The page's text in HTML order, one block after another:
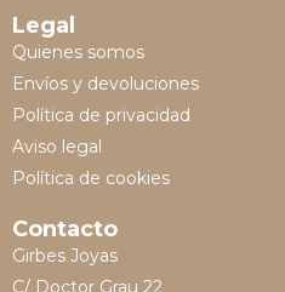
Legal
Quienes somos
Envíos y devoluciones
Política de privacidad
Aviso legal
Política de cookies
Contacto
Girbes Joyas
C/ Doctor Grau 22